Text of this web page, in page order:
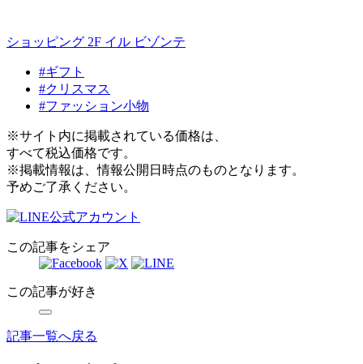
ショッピング 2F イル ビゾンテ
#ギフト
#クリスマス
#ファッション小物
※サイト内に掲載されている価格は、
すべて税込価格です。
※掲載情報は、情報公開日時点のものとなります。
予めご了承ください。
この記事をシェア
この記事が好き
記事一覧へ戻る